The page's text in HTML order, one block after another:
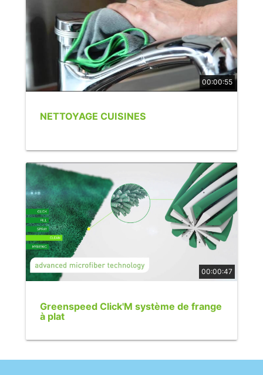
00:00:55
NETTOYAGE CUISINES
00:00:47
Greenspeed Click'M système de frange
à plat